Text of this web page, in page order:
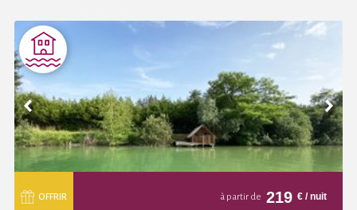
OFFRIR à partir de 219 € / nuit